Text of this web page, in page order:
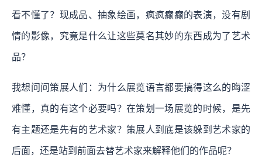
看不懂了？现成品、抽象绘画，疯疯癫癫的表演，没有剧
情的影像，究竟是什么让这些莫名其妙的东西成为了艺术
品？
我想问问策展人们：为什么展览语言都要搞得这么的晦涩
难懂，真的有这个必要吗？在策划一场展览的时候，是先
有主题还是先有的艺术家？策展人到底是该躲到艺术家的
后面，还是站到前面去替艺术家来解释他们的作品呢？